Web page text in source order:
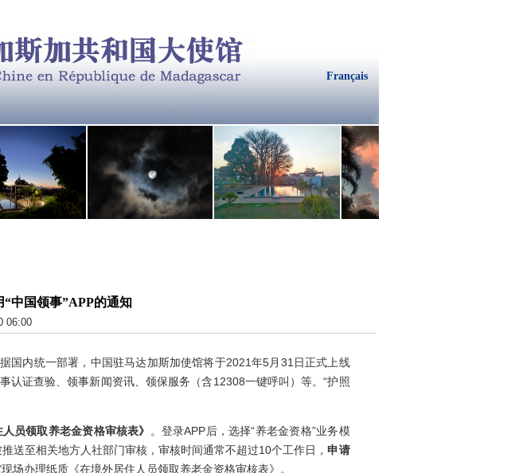
Français
中国领事”APP的通知
06:00
内统一部署，中国驻马达加斯加使馆将于2021年5月31日正式上线
认证查验、领事新闻资讯、领保服务（含12308一键呼叫）等。“护照
员领取养老金资格审核表》
。登录APP后，选择“养老金资格”业务模
送至相关地方人社部门审核，审核时间通常不超过10个工作日，申请
场办理纸质《在境外居住人员领取养老金资格审核表》。